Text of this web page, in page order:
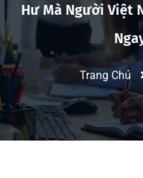
Hư Mà Người Việt
Trang Chủ